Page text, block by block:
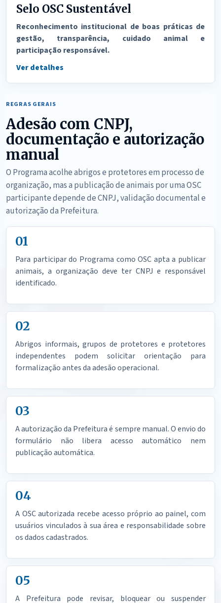
Selo OSC Sustentável
Reconhecimento institucional de boas práticas de
gestão, transparência, cuidado animal e
participação responsável.
Ver detalhes
REGRAS GERAIS
Adesão com CNPJ,
documentação e autorização
manual
O Programa acolhe abrigos e protetores em processo de
organização, mas a publicação de animais por uma OSC
participante depende de CNPJ, validação documental e
autorização da Prefeitura.
01
Para participar do Programa como OSC apta a publicar
animais, a organização deve ter CNPJ e responsável
identificado.
02
Abrigos informais, grupos de protetores e protetores
independentes podem solicitar orientação para
formalização antes da adesão operacional.
03
A autorização da Prefeitura é sempre manual. O envio do
formulário não libera acesso automático nem
publicação automática.
04
A OSC autorizada recebe acesso próprio ao painel, com
usuários vinculados à sua área e responsabilidade sobre
os dados cadastrados.
05
A Prefeitura pode revisar, bloquear ou suspender